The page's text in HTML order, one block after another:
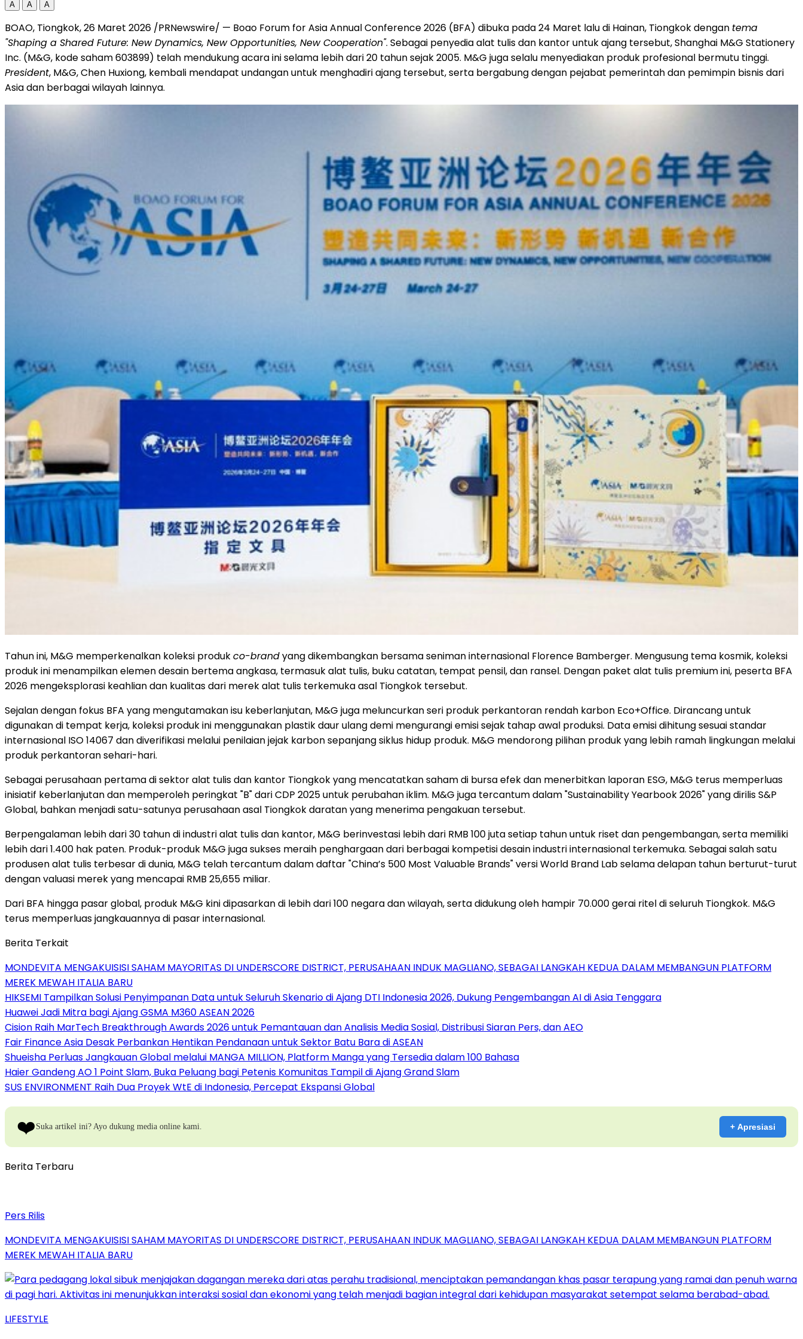
A A A
BOAO, Tiongkok, 26 Maret 2026 /PRNewswire/ — Boao Forum for Asia Annual Conference 2026 (BFA) dibuka pada 24 Maret lalu di Hainan, Tiongkok dengan tema
"Shaping a Shared Future: New Dynamics, New Opportunities, New Cooperation". Sebagai penyedia alat tulis dan kantor untuk ajang tersebut, Shanghai M&G Stationery
Inc. (M&G, kode saham 603899) telah mendukung acara ini selama lebih dari 20 tahun sejak 2005. M&G juga selalu menyediakan produk profesional bermutu tinggi.
President, M&G, Chen Huxiong, kembali mendapat undangan untuk menghadiri ajang tersebut, serta bergabung dengan pejabat pemerintah dan pemimpin bisnis dari
Asia dan berbagai wilayah lainnya.
Tahun ini, M&G memperkenalkan koleksi produkco-brandyang dikembangkan bersama seniman internasional Florence Bamberger. Mengusung tema kosmik, koleksi
produk ini menampilkan elemen desain bertema angkasa, termasuk alat tulis, buku catatan, tempat pensil, dan ransel. Dengan paket alat tulis premium ini, peserta BFA
2026 mengeksplorasi keahlian dan kualitas dari merek alat tulis terkemuka asal Tiongkok tersebut.
Sejalan dengan fokus BFA yang mengutamakan isu keberlanjutan, M&G juga meluncurkan seri produk perkantoran rendah karbon Eco+Office. Dirancang untuk
digunakan di tempat kerja, koleksi produk ini menggunakan plastik daur ulang demi mengurangi emisi sejak tahap awal produksi. Data emisi dihitung sesuai standar
internasional ISO 14067 dan diverifikasi melalui penilaian jejak karbon sepanjang siklus hidup produk. M&G mendorong pilihan produk yang lebih ramah lingkungan melalui
produk perkantoran sehari-hari.
Sebagai perusahaan pertama di sektor alat tulis dan kantor Tiongkok yang mencatatkan saham di bursa efek dan menerbitkan laporan ESG, M&G terus memperluas
inisiatif keberlanjutan dan memperoleh peringkat "B" dari CDP 2025 untuk perubahan iklim. M&G juga tercantum dalam "Sustainability Yearbook 2026" yang dirilis S&P
Global, bahkan menjadi satu-satunya perusahaan asal Tiongkok daratan yang menerima pengakuan tersebut.
Berpengalaman lebih dari 30 tahun di industri alat tulis dan kantor, M&G berinvestasi lebih dari RMB 100 juta setiap tahun untuk riset dan pengembangan, serta memiliki
lebih dari 1.400 hak paten. Produk-produk M&G juga sukses meraih penghargaan dari berbagai kompetisi desain industri internasional terkemuka. Sebagai salah satu
produsen alat tulis terbesar di dunia, M&G telah tercantum dalam daftar "China’s 500 Most Valuable Brands" versi World Brand Lab selama delapan tahun berturut-turut
dengan valuasi merek yang mencapai RMB 25,655 miliar.
Dari BFA hingga pasar global, produk M&G kini dipasarkan di lebih dari 100 negara dan wilayah, serta didukung oleh hampir 70.000 gerai ritel di seluruh Tiongkok. M&G
terus memperluas jangkauannya di pasar internasional.
Berita Terkait
MONDEVITA MENGAKUISISI SAHAM MAYORITAS DI UNDERSCORE DISTRICT, PERUSAHAAN INDUK MAGLIANO, SEBAGAI LANGKAH KEDUA DALAM MEMBANGUN PLATFORM
MEREK MEWAH ITALIA BARU
HIKSEMI Tampilkan Solusi Penyimpanan Data untuk Seluruh Skenario di Ajang DTI Indonesia 2026, Dukung Pengembangan AI di Asia Tenggara
Huawei Jadi Mitra bagi Ajang GSMA M360 ASEAN 2026
Cision Raih MarTech Breakthrough Awards 2026 untuk Pemantauan dan Analisis Media Sosial, Distribusi Siaran Pers, dan AEO
Fair Finance Asia Desak Perbankan Hentikan Pendanaan untuk Sektor Batu Bara di ASEAN
Shueisha Perluas Jangkauan Global melalui MANGA MILLION, Platform Manga yang Tersedia dalam 100 Bahasa
Haier Gandeng AO 1 Point Slam, Buka Peluang bagi Petenis Komunitas Tampil di Ajang Grand Slam
SUS ENVIRONMENT Raih Dua Proyek WtE di Indonesia, Percepat Ekspansi Global
❤️ Suka artikel ini? Ayo dukung media online kami. + Apresiasi
Berita Terbaru
Pers Rilis
MONDEVITA MENGAKUISISI SAHAM MAYORITAS DI UNDERSCORE DISTRICT, PERUSAHAAN INDUK MAGLIANO, SEBAGAI LANGKAH KEDUA DALAM MEMBANGUN PLATFORM
MEREK MEWAH ITALIA BARU
LIFESTYLE